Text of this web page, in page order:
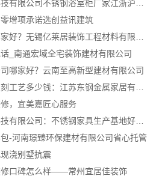
增项承诺选创益讯建筑
_南通宏域全宅装饰建材有限公司
哪家好？云南至高新型建材有限公司
，宜美嘉匠心服务
江苏东钢金属科技有限公司：不锈钢家具生产基地好不好
-河南璟臻环保建材有限公司省心托管
浇别墅抗震
修口碑怎么样——常州宜居佳装饰